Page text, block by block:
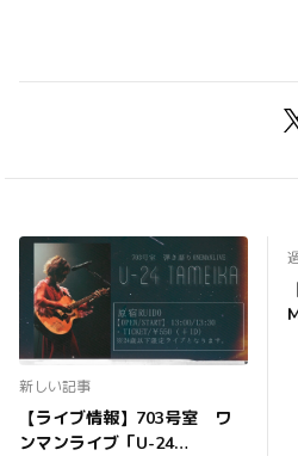
新しい記事
【ライブ情報】703号室 ワ
ンマンライブ「U-24